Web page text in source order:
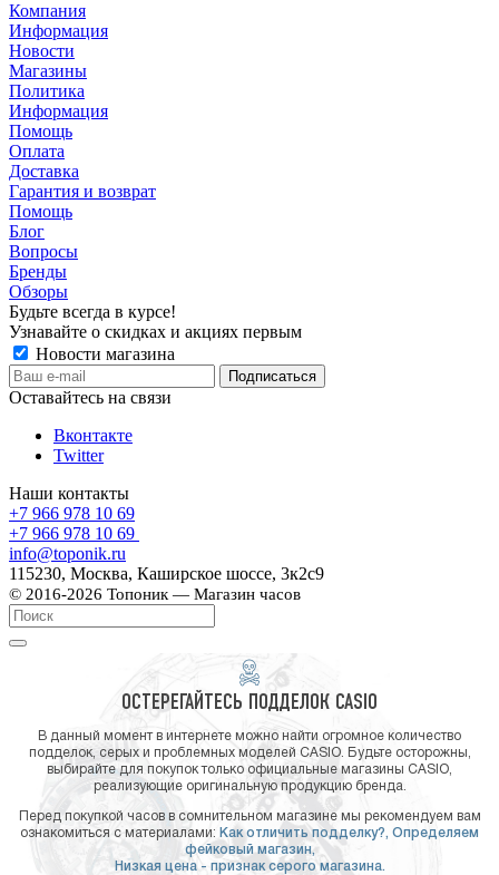
Компания
Информация
Новости
Магазины
Политика
Информация
Помощь
Оплата
Доставка
Гарантия и возврат
Помощь
Блог
Вопросы
Бренды
Обзоры
Будьте всегда в курсе!
Узнавайте о скидках и акциях первым
Новости магазина
Оставайтесь на связи
Вконтакте
Twitter
Наши контакты
+7 966 978 10 69
+7 966 978 10 69
info@toponik.ru
115230, Москва, Каширское шоссе, 3к2с9
© 2016-2026 Топоник — Магазин часов
ОСТЕРЕГАЙТЕСЬ ПОДДЕЛОК CASIO
В данный момент в интернете можно найти огромное количество
подделок, серых и проблемных моделей CASIO. Будьте осторожны,
выбирайте для покупок только официальные магазины CASIO,
реализующие оригинальную продукцию бренда.
Перед покупкой часов в сомнительном магазине мы рекомендуем вам
ознакомиться с материалами: Как отличить подделку?, Определяем
фейковый магазин,
Низкая цена - признак серого магазина.